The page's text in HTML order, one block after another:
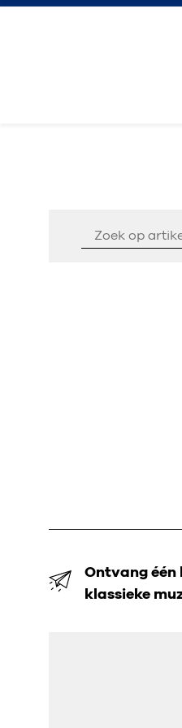
Ontvang één
klassieke